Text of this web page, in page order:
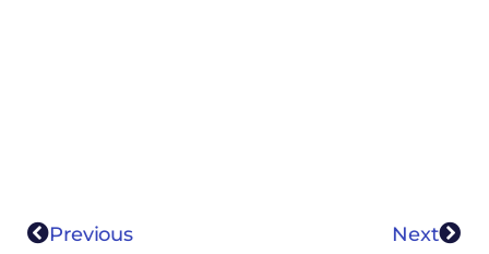
Previous Next